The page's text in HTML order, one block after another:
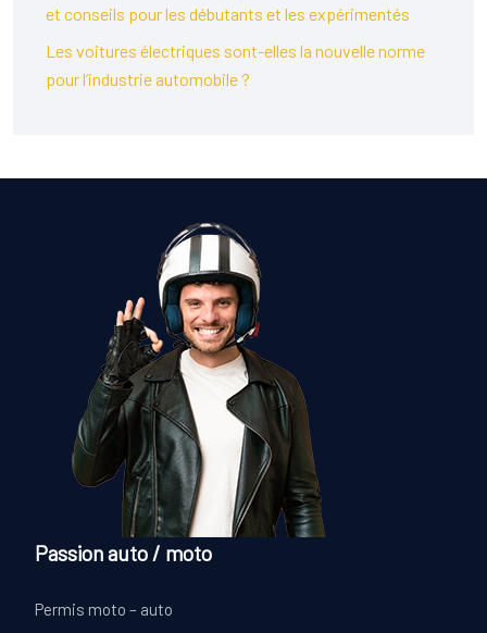
et conseils pour les débutants et les expérimentés
Les voitures électriques sont-elles la nouvelle norme
pour l’industrie automobile ?
Passion auto / moto
Permis moto – auto